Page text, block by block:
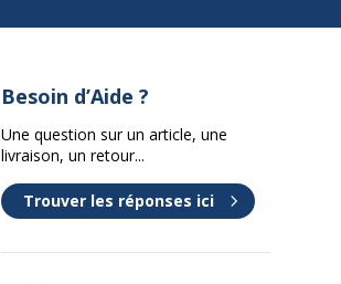
Besoin d’Aide ?
Une question sur un article, une
livraison, un retour...
Trouver les réponses ici